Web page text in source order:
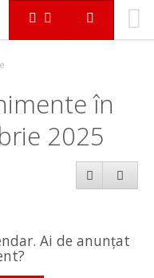
în
2025
Ai de anunțat